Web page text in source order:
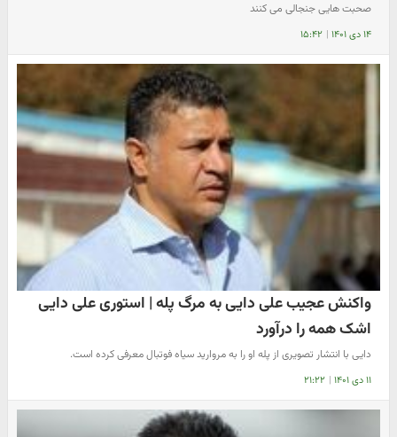
صحبت هایی جنجالی می کنند
۱۴ دی ۱۴۰۱ | ۱۵:۴۲
واکنش عجیب علی دایی به مرگ پله | استوری علی دایی
اشک همه را درآورد
دایی با انتشار تصویری از پله او را به مروارید سیاه فوتبال معرفی کرده است.
۱۱ دی ۱۴۰۱ | ۲۱:۲۲